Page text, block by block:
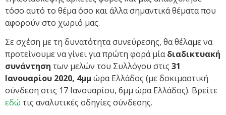
τόσο αυτό το θέμα όσο και άλλα σημαντικά θέματα που
αφορούν στο χωριό μας.
Σε σχέση με τη δυνατότητα συνεύρεσης, θα θέλαμε να
προτείνουμε να γίνει για πρώτη φορά μίαδιαδικτυακή
συνάντηση των μελών του Συλλόγου στις 31
Ιανουαρίου 2020, 4μμ ώρα Ελλάδος (με δοκιμαστική
σύνδεση στις 17 Ιανουαρίου, 6μμ ώρα Ελλάδος). Βρείτε
εδώ τις αναλυτικές οδηγίες σύνδεσης.